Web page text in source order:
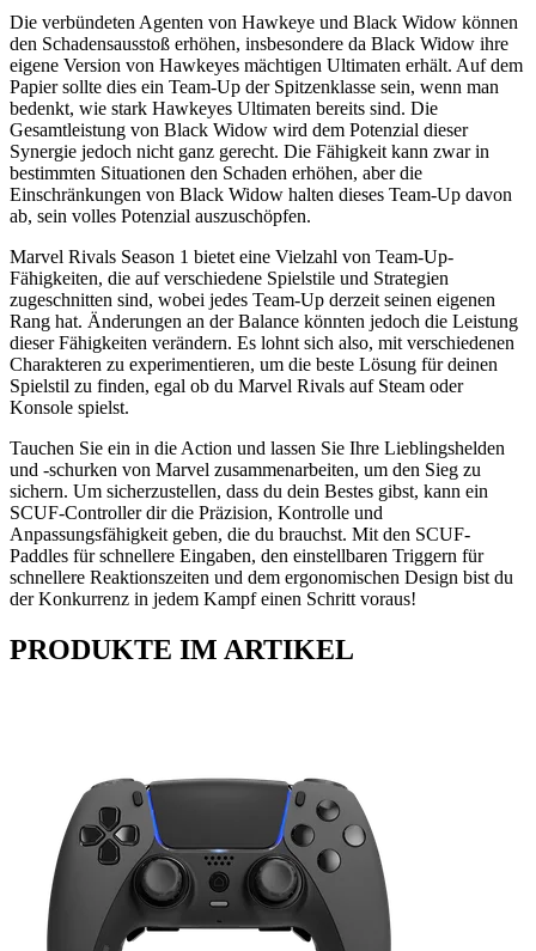
Die verbündeten Agenten von Hawkeye und Black Widow können
den Schadensausstoß erhöhen, insbesondere da Black Widow ihre
eigene Version von Hawkeyes mächtigen Ultimaten erhält. Auf dem
Papier sollte dies ein Team-Up der Spitzenklasse sein, wenn man
bedenkt, wie stark Hawkeyes Ultimaten bereits sind. Die
Gesamtleistung von Black Widow wird dem Potenzial dieser
Synergie jedoch nicht ganz gerecht. Die Fähigkeit kann zwar in
bestimmten Situationen den Schaden erhöhen, aber die
Einschränkungen von Black Widow halten dieses Team-Up davon
ab, sein volles Potenzial auszuschöpfen.
Marvel Rivals Season 1 bietet eine Vielzahl von Team-Up-
Fähigkeiten, die auf verschiedene Spielstile und Strategien
zugeschnitten sind, wobei jedes Team-Up derzeit seinen eigenen
Rang hat. Änderungen an der Balance könnten jedoch die Leistung
dieser Fähigkeiten verändern. Es lohnt sich also, mit verschiedenen
Charakteren zu experimentieren, um die beste Lösung für deinen
Spielstil zu finden, egal ob du Marvel Rivals auf Steam oder
Konsole spielst.
Tauchen Sie ein in die Action und lassen Sie Ihre Lieblingshelden
und -schurken von Marvel zusammenarbeiten, um den Sieg zu
sichern. Um sicherzustellen, dass du dein Bestes gibst, kann ein
SCUF-Controller dir die Präzision, Kontrolle und
Anpassungsfähigkeit geben, die du brauchst. Mit den SCUF-
Paddles für schnellere Eingaben, den einstellbaren Triggern für
schnellere Reaktionszeiten und dem ergonomischen Design bist du
der Konkurrenz in jedem Kampf einen Schritt voraus!
PRODUKTE IM ARTIKEL